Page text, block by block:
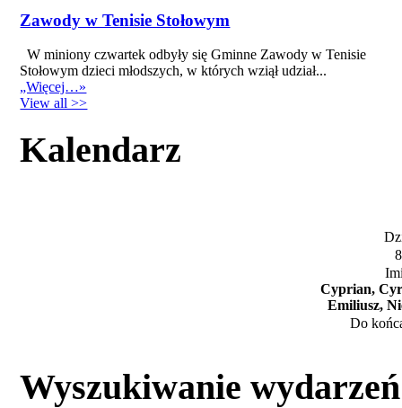
Zawody w Tenisie Stołowym
W miniony czwartek odbyły się Gminne Zawody w Tenisie
Stołowym dzieci młodszych, w których wziął udział...
„Więcej…»
View all >>
Kalendarz
Cyprian,
Emiliusz,
Do
Wyszukiwanie wydarzeń